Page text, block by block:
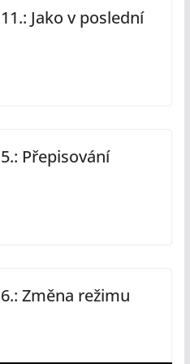
Jako v poslední
Přepisování
Změna režimu